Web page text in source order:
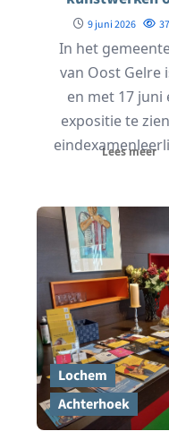
liefde in
9 juni 2026
In het
van Oost Gelre
en met 17 juni
expositie te
Lees meer
Lochem
Achterhoek